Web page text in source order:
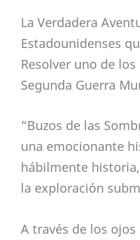
La Verdadera
Estadounidenses
Resolver uno de
Segunda Guerra
“Buzos de las
una emocionante
hábilmente
la exploración
A través de los